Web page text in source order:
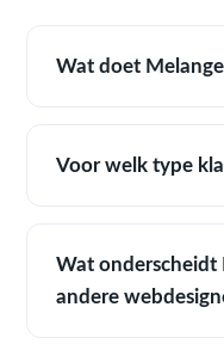
Wat doet
Voor welk type
Wat onderscheidt
andere